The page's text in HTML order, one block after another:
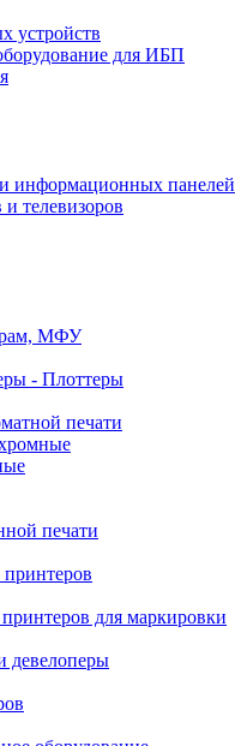
устройств
для ИБП
информационных панелей
телевизоров
МФУ
- Плоттеры
печати
печати
для маркировки
девелоперы